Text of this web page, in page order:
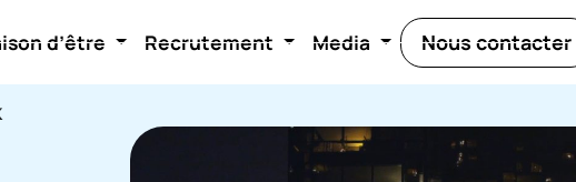
d’être Recrutement Media Nous contacter